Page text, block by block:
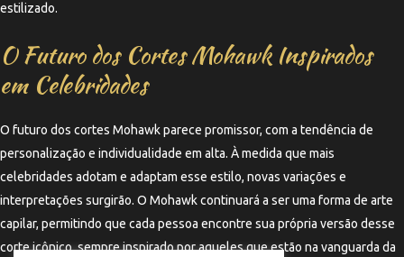
estilizado.
O Futuro dos Cortes Mohawk Inspirados
em Celebridades
O futuro dos cortes Mohawk parece promissor, com a tendência de
personalização e individualidade em alta. À medida que mais
celebridades adotam e adaptam esse estilo, novas variações e
interpretações surgirão. O Mohawk continuará a ser uma forma de arte
capilar, permitindo que cada pessoa encontre sua própria versão desse
corte icônico, sempre inspirado por aqueles que estão na vanguarda da